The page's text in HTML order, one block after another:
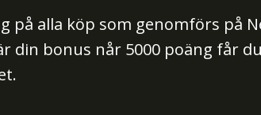
på alla köp som genomförs på
din bonus når 5000 poäng får